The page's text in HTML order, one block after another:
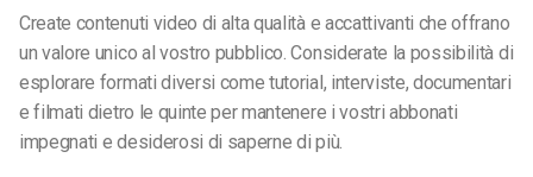
Create contenuti video di alta qualità e accattivanti che offrano
un valore unico al vostro pubblico. Considerate la possibilità di
esplorare formati diversi come tutorial, interviste, documentari
e filmati dietro le quinte per mantenere i vostri abbonati
impegnati e desiderosi di saperne di più.